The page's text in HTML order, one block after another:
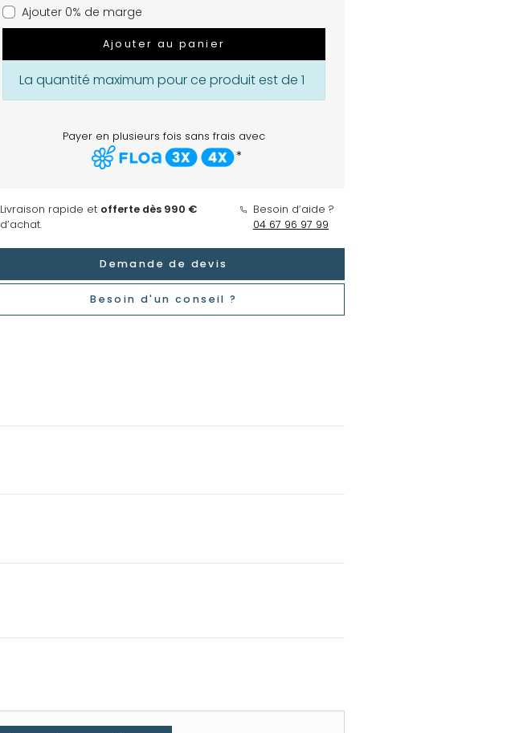
Ajouter 0% de marge
Ajouter au panier
La quantité maximum pour ce produit est de 1
Payer en plusieurs fois sans frais avec
*
Livraison rapide et offerte dès 990 €
d’achat.
Besoin d’aide ?
04 67 96 97 99
Demande de devis
Besoin d'un conseil ?